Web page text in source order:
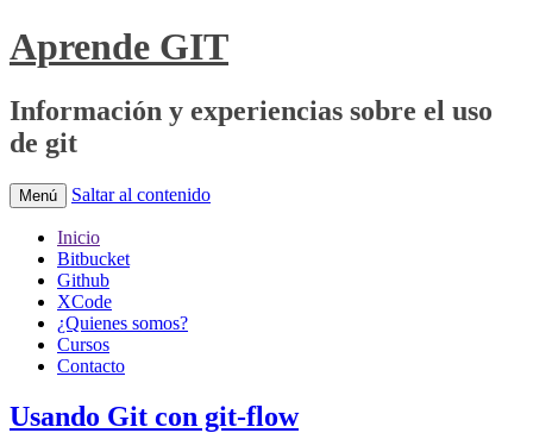
Aprende GIT
Información y experiencias sobre el uso
de git
Menú Saltar al contenido
Inicio
Bitbucket
Github
XCode
¿Quienes somos?
Cursos
Contacto
Usando Git con git-flow